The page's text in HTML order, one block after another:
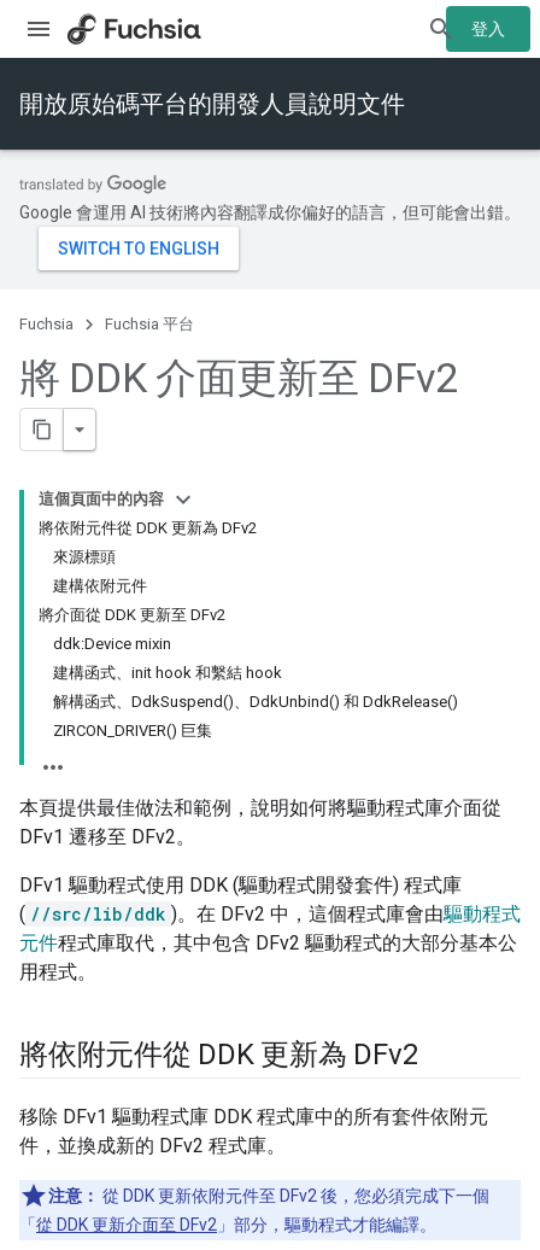
登入
開放原始碼平台的開發人員說明文件
Google 會運用 AI 技術將內容翻譯成你偏好的語言，但可能會出錯。
Fuchsia Fuchsia 平台
將 DDK 介面更新至 DFv2
這個頁面中的內容
將依附元件從 DDK 更新為 DFv2
來源標頭
建構依附元件
將介面從 DDK 更新至 DFv2
ddk:Device mixin
建構函式、init hook 和繫結 hook
解構函式、DdkSuspend()、DdkUnbind() 和 DdkRelease()
ZIRCON_DRIVER() 巨集
本頁提供最佳做法和範例，說明如何將驅動程式庫介面從
DFv1 遷移至 DFv2。
DFv1 驅動程式使用 DDK (驅動程式開發套件) 程式庫
( //src/lib/ddk )。在 DFv2 中，這個程式庫會由驅動程式
元件程式庫取代，其中包含 DFv2 驅動程式的大部分基本公
用程式。
將依附元件從 DDK 更新為 DFv2
移除 DFv1 驅動程式庫 DDK 程式庫中的所有套件依附元
件，並換成新的 DFv2 程式庫。
注意： 從 DDK 更新依附元件至 DFv2 後，您必須完成下一個
「 從 DDK 更新介面至 DFv2 」部分，驅動程式才能編譯。